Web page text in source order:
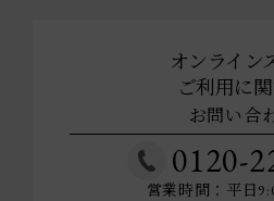
オンライン
ご利用に
お問い合
0120-
営業時間：平日